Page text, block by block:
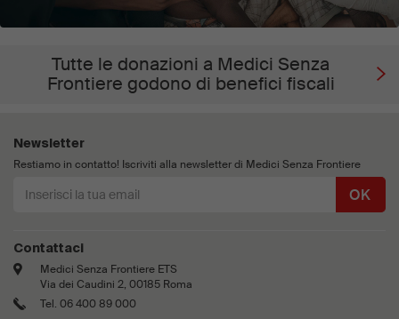
Tutte le donazioni a Medici Senza
Frontiere godono di benefici fiscali
Newsletter
Restiamo in contatto! Iscriviti alla newsletter di Medici Senza Frontiere
OK
Contattaci
Medici Senza Frontiere ETS
Via dei Caudini 2, 00185 Roma
Tel. 06 400 89 000